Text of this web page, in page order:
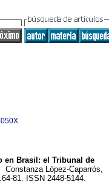
en Brasil: el Tribunal de
López-Caparrós,
81. ISSN 2448-5144.